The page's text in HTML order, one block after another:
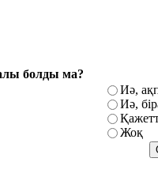
болды ма?
Иә,
Иә,
Жоқ